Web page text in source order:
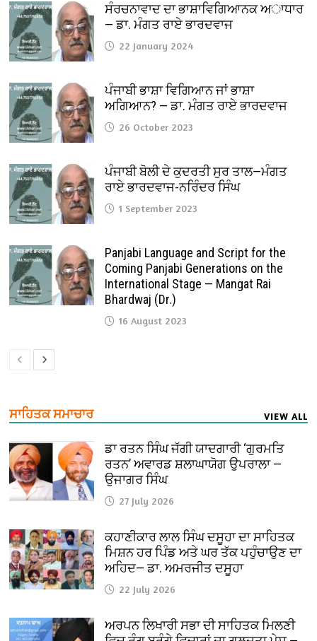
ਸੰਰਚਨਾਵਾਦ ਦਾ ਭਾਸ਼ਾਵਿਗਿਆਨਕ ਅਾਧਾਰ
— ਡਾ. ਮੰਗਤ ਰਾਏ ਭਾਰਦਵਾਜ
22 January 2024
ਪੰਜਾਬੀ ਭਾਸ਼ਾ ਵਿਗਿਆਨ ਜਾਂ ਭਾਸ਼ਾ
ਅਗਿਆਨ? — ਡਾ. ਮੰਗਤ ਰਾਏ ਭਾਰਦਵਾਜ
26 October 2023
ਪੰਜਾਬੀ ਬੋਲੀ ਦੇ ਕੁਦਰਤੀ ਸੁਰ ਤਾਲ—ਮੰਗਤ
ਰਾਏ ਭਾਰਦਵਾਜ-ਨਰਿੰਦਰ ਸਿੰਘ
1 September 2023
Panjabi Language and Script for the
Coming Panjabi Generations on the
International Stage — Mangat Rai
Bhardwaj (Dr.)
16 August 2023
ਸਾਹਿਤਕ ਸਮਾਚਾਰ VIEW ALL
ਡਾ ਰਤਨ ਸਿੰਘ ਜੱਗੀ ਯਾਦਗਾਰੀ ‘ਗੁਰਮਤਿ
ਰਤਨ’ ਅਵਾਰਡ ਸ਼ਲਾਘਾਯੋਗ ਉਪਰਾਲਾ —
ਉਜਾਗਰ ਸਿੰਘ
27 July 2026
ਕਹਾਣੀਕਾਰ ਲਾਲ ਸਿੰਘ ਦਸੂਹਾ ਦਾ ਸਾਹਿਤਕ
ਮਿਸ਼ਨ ਹਰ ਪਿੰਡ ਅਤੇ ਘਰ ਤੱਕ ਪਹੁੰਚਾਉਣ ਦਾ
ਅਹਿਦ— ਡਾ. ਅਮਰਜੀਤ ਦਸੂਹਾ
22 July 2026
ਅਰਪਨ ਲਿਖਾਰੀ ਸਭਾ ਦੀ ਸਾਹਿਤਕ ਮਿਲਣੀ